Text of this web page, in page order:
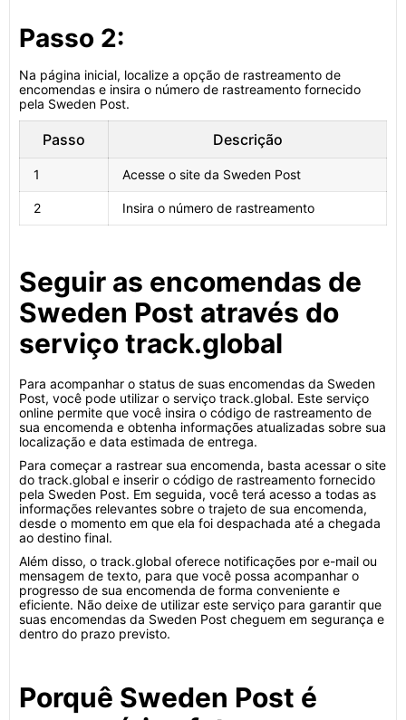
Passo 2:
Na página inicial, localize a opção de rastreamento de
encomendas e insira o número de rastreamento fornecido
pela Sweden Post.
Passo Descrição
1 Acesse o site da Sweden Post
2 Insira o número de rastreamento
Seguir as encomendas de
Sweden Post através do
serviço track.global
Para acompanhar o status de suas encomendas da Sweden
Post, você pode utilizar o serviço track.global. Este serviço
online permite que você insira o código de rastreamento de
sua encomenda e obtenha informações atualizadas sobre sua
localização e data estimada de entrega.
Para começar a rastrear sua encomenda, basta acessar o site
do track.global e inserir o código de rastreamento fornecido
pela Sweden Post. Em seguida, você terá acesso a todas as
informações relevantes sobre o trajeto de sua encomenda,
desde o momento em que ela foi despachada até a chegada
ao destino final.
Além disso, o track.global oferece notificações por e-mail ou
mensagem de texto, para que você possa acompanhar o
progresso de sua encomenda de forma conveniente e
eficiente. Não deixe de utilizar este serviço para garantir que
suas encomendas da Sweden Post cheguem em segurança e
dentro do prazo previsto.
Porquê Sweden Post é